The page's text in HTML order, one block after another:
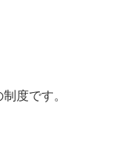
度です。